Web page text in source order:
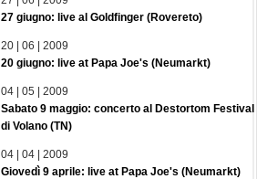
27 giugno: live al Goldfinger (Rovereto)
20 | 06 | 2009
20 giugno: live at Papa Joe's (Neumarkt)
04 | 05 | 2009
Sabato 9 maggio: concerto al Destortom Festival
di Volano (TN)
04 | 04 | 2009
Giovedì 9 aprile: live at Papa Joe's (Neumarkt)